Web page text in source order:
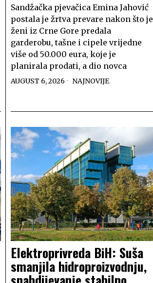
Sandžačka pjevačica Emina Jahović
postala je žrtva prevare nakon što je
ženi iz Crne Gore predala
garderobu, tašne i cipele vrijedne
više od 50.000 eura, koje je
planirala prodati, a dio novca
AUGUST 6, 2026 NAJNOVIJE
Elektroprivreda BiH: Suša
smanjila hidroproizvodnju,